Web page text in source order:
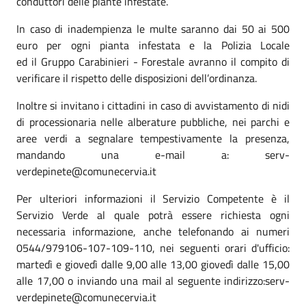
In caso di inadempienza le multe saranno dai 50 ai 500
euro per ogni pianta infestata e la Polizia Locale
ed il Gruppo Carabinieri - Forestale avranno il compito di
verificare il rispetto delle disposizioni dell’ordinanza.
Inoltresi invitano i cittadini in caso di avvistamento di nidi
di processionaria nelle alberature pubbliche, nei parchi e
aree verdi a segnalare tempestivamente la presenza,
mandando una e-mail a: serv-
verdepinete@comunecervia.it
Per ulteriori informazioni il Servizio Competente è il
Servizio Verde al quale potrà essere richiesta ogni
necessaria informazione, anche telefonando ai numeri
0544/979106-107-109-110, nei seguenti orari d'ufficio:
martedì e giovedì dalle 9,00 alle 13,00 giovedì dalle 15,00
alle 17,00 o inviando una mail al seguente indirizzo:serv-
verdepinete@comunecervia.it